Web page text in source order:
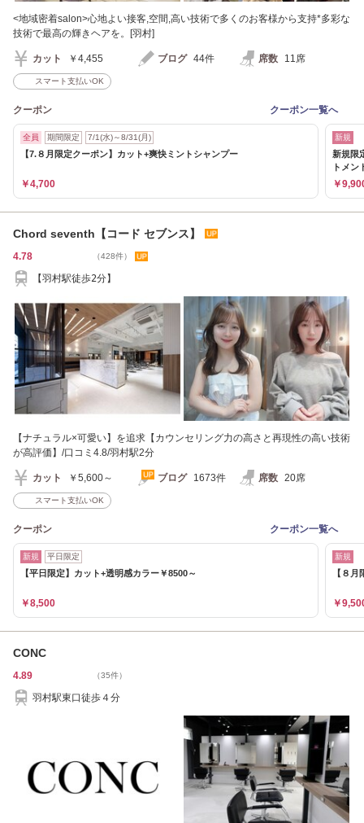
<地域密着salon>心地よい接客,空間,高い技術で多くのお客様から支持*多彩な
技術で最高の輝きヘアを。[羽村]
カット ￥4,455 ブログ 44件 席数 11席
スマート支払いOK
クーポン クーポン一覧へ
全員 期間限定 7/1(水)～8/31(月)
【7.８月限定クーポン】カット+爽快ミントシャンプー
￥4,700
新規
新規限
トメン
￥
Chord seventh【コード セブンス】
4.78 （428件）
【羽村駅徒歩2分】
【ナチュラル×可愛い】を追求【カウンセリング力の高さと再現性の高い技術
が高評価】/口コミ4.8/羽村駅2分
カット ￥5,600～ ブログ 1673件 席数 20席
スマート支払いOK
クーポン クーポン一覧へ
新規 平日限定
【平日限定】カット+透明感カラー￥8500～
￥8,500
新規
【８
￥
CONC
4.89 （35件）
羽村駅東口徒歩４分